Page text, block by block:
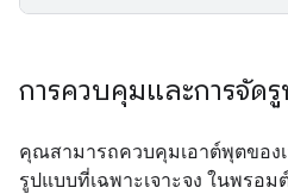
การควบคุมและการจัด
คุณสามารถควบคุมเอาต์พุตของ
รูปแบบที่เฉพาะเจาะจง ในพรอ